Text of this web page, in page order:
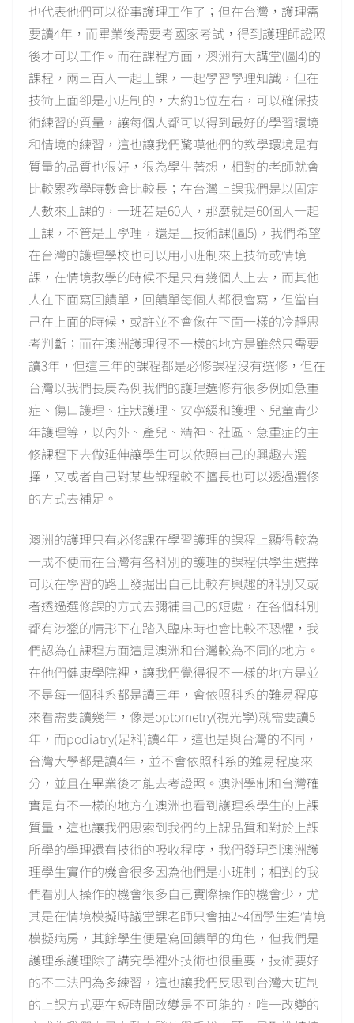
也代表他們可以從事護理工作了；但在台灣，護理需
要讀4年，而畢業後需要考國家考試，得到護理師證照
後才可以工作。而在課程方面，澳洲有大講堂(圖4)的
課程，兩三百人一起上課，一起學習學理知識，但在
技術上面卻是小班制的，大約15位左右，可以確保技
術練習的質量，讓每個人都可以得到最好的學習環境
和情境的練習，這也讓我們驚嘆他們的教學環境是有
質量的品質也很好，很為學生著想，相對的老師就會
比較累教學時數會比較長；在台灣上課我們是以固定
人數來上課的，一班若是60人，那麼就是60個人一起
上課，不管是上學理，還是上技術課(圖5)，我們希望
在台灣的護理學校也可以用小班制來上技術或情境
課，在情境教學的時候不是只有幾個人上去，而其他
人在下面寫回饋單，回饋單每個人都很會寫，但當自
己在上面的時候，或許並不會像在下面一樣的冷靜思
考判斷；而在澳洲護理很不一樣的地方是雖然只需要
讀3年，但這三年的課程都是必修課程沒有選修，但在
台灣以我們長庚為例我們的護理選修有很多例如急重
症、傷口護理、症狀護理、安寧緩和護理、兒童青少
年護理等，以內外、產兒、精神、社區、急重症的主
修課程下去做延伸讓學生可以依照自己的興趣去選
擇，又或者自己對某些課程較不擅長也可以透過選修
的方式去補足。
澳洲的護理只有必修課在學習護理的課程上顯得較為
一成不便而在台灣有各科別的護理的課程供學生選擇
可以在學習的路上發掘出自己比較有興趣的科別又或
者透過選修課的方式去彌補自己的短處，在各個科別
都有涉獵的情形下在踏入臨床時也會比較不恐懼，我
們認為在課程方面這是澳洲和台灣較為不同的地方。
在他們健康學院裡，讓我們覺得很不一樣的地方是並
不是每一個科系都是讀三年，會依照科系的難易程度
來看需要讀幾年，像是optometry(視光學)就需要讀5
年，而podiatry(足科)讀4年，這也是與台灣的不同，
台灣大學都是讀4年，並不會依照科系的難易程度來
分，並且在畢業後才能去考證照。澳洲學制和台灣確
實是有不一樣的地方在澳洲也看到護理系學生的上課
質量，這也讓我們思索到我們的上課品質和對於上課
所學的學理還有技術的吸收程度，我們發現到澳洲護
理學生實作的機會很多因為他們是小班制；相對的我
們看別人操作的機會很多自己實際操作的機會少，尤
其是在情境模擬時議堂課老師只會抽2~4個學生進情境
模擬病房，其餘學生便是寫回饋單的角色，但我們是
護理系護理除了講究學裡外技術也很重要，技術要好
的不二法門為多練習，這也讓我們反思到台灣大班制
的上課方式要在短時間改變是不可能的，唯一改變的